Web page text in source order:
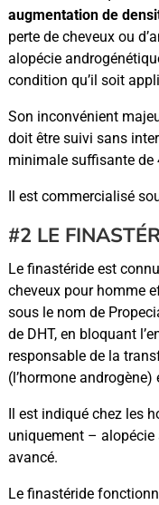
augmentation de
perte de cheveux ou
alopécie
condition qu’il soit
Son inconvénient
doit être suivi sans
minimale suffisante de
Il est commercialisé
#2 LE
Le finastéride est
cheveux pour homme
sous le nom de
de DHT, en bloquant
responsable de la
(l’hormone androgène)
Il est indiqué chez les
uniquement –
avancé.
Le finastéride